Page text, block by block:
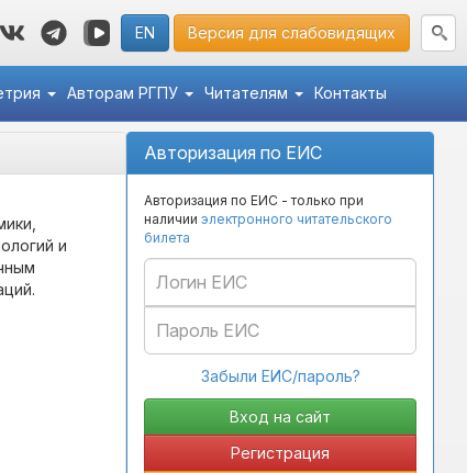
EN Версия для слабовидящих
Авторам РГПУ Читателям Контакты
Авторизация по ЕИС
Авторизация по ЕИС - только при
наличии электронного читательского
билета
Забыли ЕИС/пароль?
Регистрация
и